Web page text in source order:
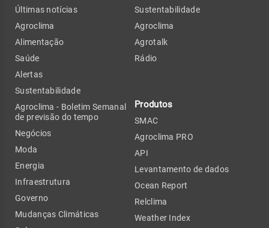
Últimas notícias
Agroclima
Alimentação
Saúde
Alertas
Sustentabilidade
Agroclima - Boletim Semanal
de previsão do tempo
Negócios
Moda
Energia
Infraestrutura
Governo
Mudanças Climáticas
Sustentabilidade
Agroclima
Agrotalk
Rádio
Produtos
SMAC
Agroclima PRO
API
Levantamento de dados
Ocean Report
Relclima
Weather Index